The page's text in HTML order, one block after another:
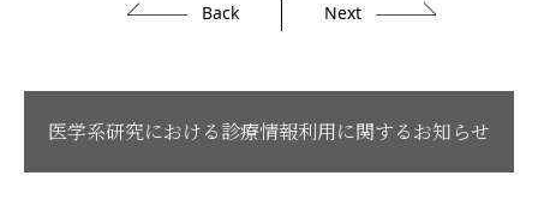
Back Next
医学系研究における診療情報利用に関するお知らせ